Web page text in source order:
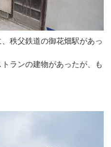
秩父鉄道の御花畑駅があっ
ランの建物があったが、も